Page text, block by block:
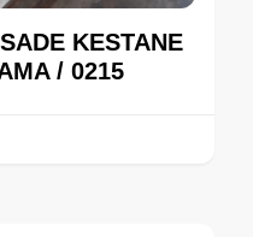
KESTANE
/ 0215